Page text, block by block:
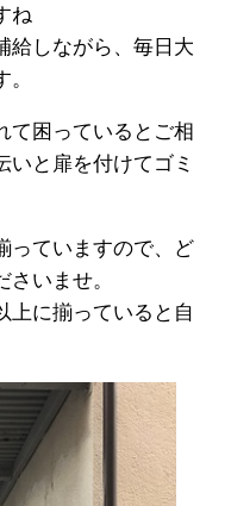
ね
給しながら、毎日大
て困っているとご相
いと扉を付けてゴミ
っていますので、ど
いませ。
上に揃っていると自